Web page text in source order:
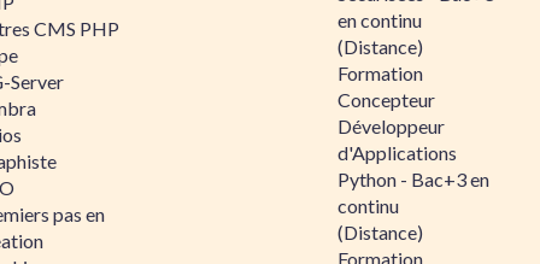
CMS PHP
Server
pas en
en continu
(Distance)
Formation
Concepteur
Développeur
d'Applications
Python - Bac+3 en
continu
(Distance)
Formation